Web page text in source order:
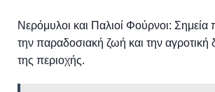
Νερόμυλοι και Παλιοί Φούρνοι:
την παραδοσιακή ζωή και την αγροτική
της περιοχής.